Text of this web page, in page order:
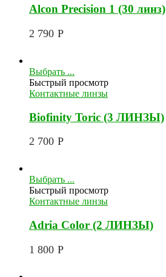
Alcon Precision 1 (30 линз)
2 790 Р
Выбрать ...
Быстрый просмотр
Контактные линзы
Biofinity Toric (3 ЛИНЗЫ)
2 700 Р
Выбрать ...
Быстрый просмотр
Контактные линзы
Adria Color (2 ЛИНЗЫ)
1 800 Р